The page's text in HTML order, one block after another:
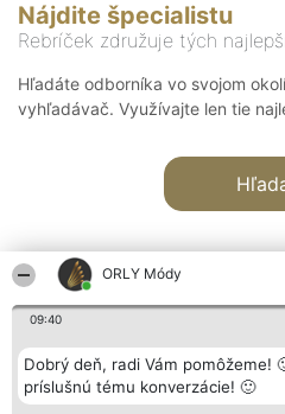
ORLY Módy
09:40
Dobrý deň, radi Vám pomôžeme!
príslušnú tému konverzácie! 🙂
Nájdite špecialistu
Rebríček združuje tých
Hľadáte odborníka vo svojom
vyhľadávač. Využívajte len tie
Organizátor hodnotenia
Bright Side Solutions sp. z o.
o. sp. k.
Laureáti
Lista